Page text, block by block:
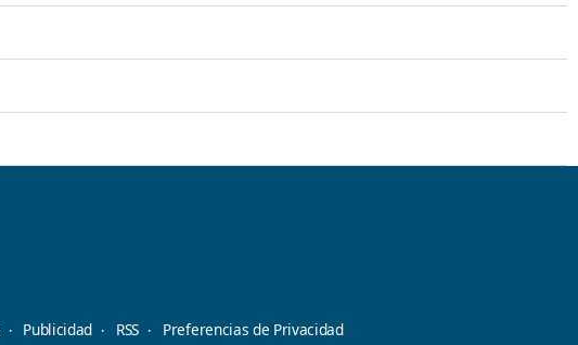
Publicidad RSS Preferencias de Privacidad